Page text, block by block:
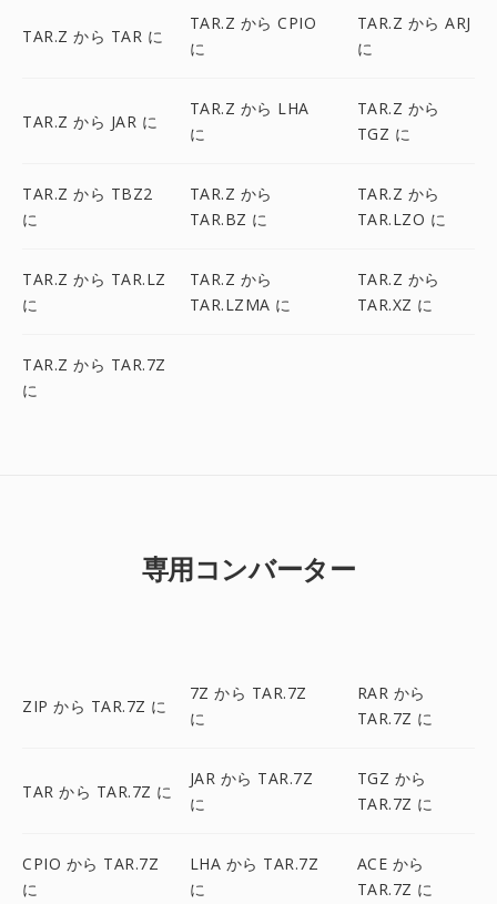
TAR.Z から TAR に
TAR.Z から CPIO
に
TAR.Z から ARJ
に
TAR.Z から JAR に
TAR.Z から LHA
に
TAR.Z から
TGZ に
TAR.Z から TBZ2
に
TAR.Z から
TAR.BZ に
TAR.Z から
TAR.LZO に
TAR.Z から TAR.LZ
に
TAR.Z から
TAR.LZMA に
TAR.Z から
TAR.XZ に
TAR.Z から TAR.7Z
に
専用コンバーター
ZIP から TAR.7Z に
7Z から TAR.7Z
に
RAR から
TAR.7Z に
TAR から TAR.7Z に
JAR から TAR.7Z
に
TGZ から
TAR.7Z に
CPIO から TAR.7Z
に
LHA から TAR.7Z
に
ACE から
TAR.7Z に